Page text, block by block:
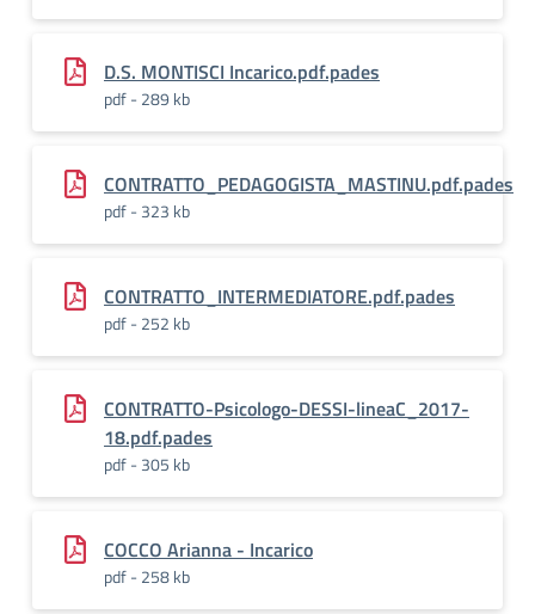
D.S. MONTISCI Incarico.pdf.pades
pdf - 289 kb
CONTRATTO_PEDAGOGISTA_MASTINU.pdf.pades
pdf - 323 kb
CONTRATTO_INTERMEDIATORE.pdf.pades
pdf - 252 kb
CONTRATTO-Psicologo-DESSI-lineaC_2017-
18.pdf.pades
pdf - 305 kb
COCCO Arianna - Incarico
pdf - 258 kb